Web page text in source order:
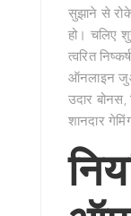
सुझाने से
हो। चलिए
त्वरित
ऑनलाइन जुआ
उदार बोनस,
शानदार